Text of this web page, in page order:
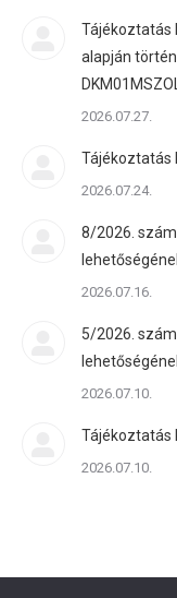
Tájékoztatás
alapján
2026.07.27.
Tájékoztatás
2026.07.24.
8/2026.
2026.07.16.
5/2026.
2026.07.10.
Tájékoztatás
2026.07.10.